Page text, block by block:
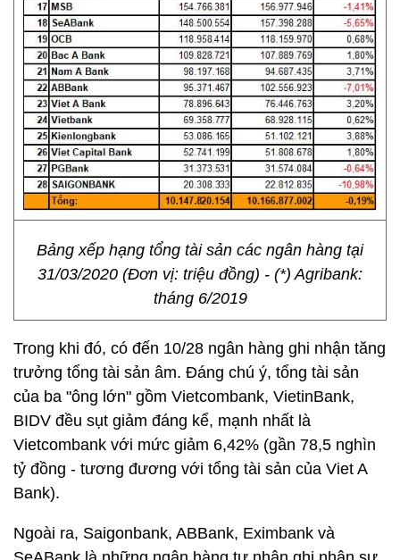
Bảng xếp hạng tổng tài sản các ngân hàng tại
31/03/2020 (Đơn vị: triệu đồng) - (*) Agribank:
tháng 6/2019
Trong khi đó, có đến 10/28 ngân hàng ghi nhận tăng
trưởng tổng tài sản âm. Đáng chú ý, tổng tài sản
của ba "ông lớn" gồm Vietcombank, VietinBank,
BIDV đều sụt giảm đáng kể, mạnh nhất là
Vietcombank với mức giảm 6,42% (gần 78,5 nghìn
tỷ đồng - tương đương với tổng tài sản của Viet A
Bank).
Ngoài ra, Saigonbank, ABBank, Eximbank và